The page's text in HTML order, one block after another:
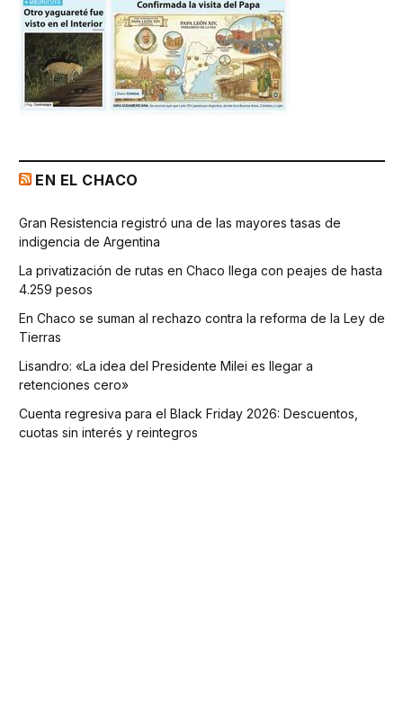
EN EL CHACO
Gran Resistencia registró una de las mayores tasas de
indigencia de Argentina
La privatización de rutas en Chaco llega con peajes de hasta
4.259 pesos
En Chaco se suman al rechazo contra la reforma de la Ley de
Tierras
Lisandro: «La idea del Presidente Milei es llegar a
retenciones cero»
Cuenta regresiva para el Black Friday 2026: Descuentos,
cuotas sin interés y reintegros